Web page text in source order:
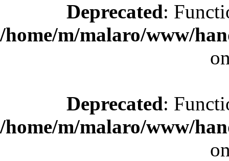
Deprecated:
/home/m/malaro/www/
Deprecated:
/home/m/malaro/www/